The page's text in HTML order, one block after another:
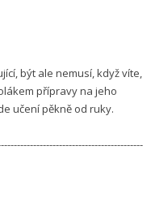
být ale nemusí, když víte,
přípravy na jeho
učení pěkně od ruky.